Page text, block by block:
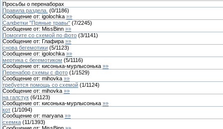
Просьбы о перенаборах
Правила раздела. (0/1186)
Сообщение от: igolochka »»
Салфетки "Пряные травы" (7/2245)
Сообщение от: MissBinn »»
Помогите со схемой по фото (3/1141)
Сообщение от: Глафира »»
снова бегемотики (5/1123)
Сообщение от: igolochka »»
мертика с бегемотиком (5/1116)
Сообщение от: кисонька-мурлысонька »»
Перенабор схемы с фото (1/1529)
Сообщение от: mihovka »»
требуется помощь со схемой (1/1124)
Сообщение от: mihovka »»
на галстук (6/1123)
Сообщение от: кисонька-мурлысонька »»
кот (1/1094)
Сообщение от: maryana »»
схемка (11/1393)